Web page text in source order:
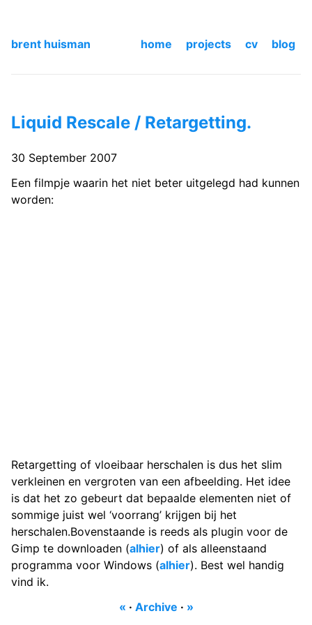
brent huisman home projects cv blog
Liquid Rescale / Retargetting.
30 September 2007
Een filmpje waarin het niet beter uitgelegd had kunnen
worden:
Retargetting of vloeibaar herschalen is dus het slim
verkleinen en vergroten van een afbeelding. Het idee
is dat het zo gebeurt dat bepaalde elementen niet of
sommige juist wel ‘voorrang’ krijgen bij het
herschalen.Bovenstaande is reeds als plugin voor de
Gimp te downloaden (alhier) of als alleenstaand
programma voor Windows (alhier). Best wel handig
vind ik.
« · Archive · »